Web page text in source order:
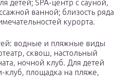
детей; SPA-центр с сауной,
ванной; близость ряда
курорта.
водные и пляжные виды
сквош, настольный
ночной клуб. Для детей
площадка на пляже,